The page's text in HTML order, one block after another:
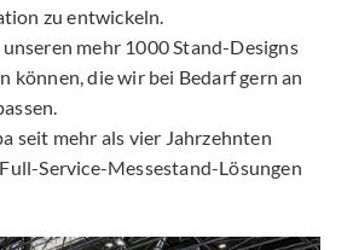
zu entwickeln.
mehr 1000 Stand-Designs
können, die wir bei Bedarf gern an
seit mehr als vier Jahrzehnten
Service-Messestand-Lösungen